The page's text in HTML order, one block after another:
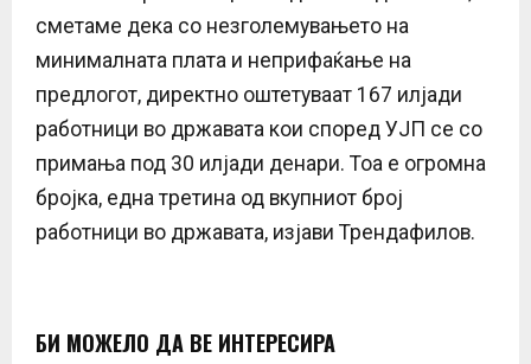
сметаме дека со незголемувањето на
минималната плата и неприфаќање на
предлогот, директно оштетуваат 167 илјади
работници во државата кои според УЈП се со
примања под 30 илјади денари. Тоа е огромна
бројка, една третина од вкупниот број
работници во државата, изјави Трендафилов.
БИ МОЖЕЛО ДА ВЕ ИНТЕРЕСИРА